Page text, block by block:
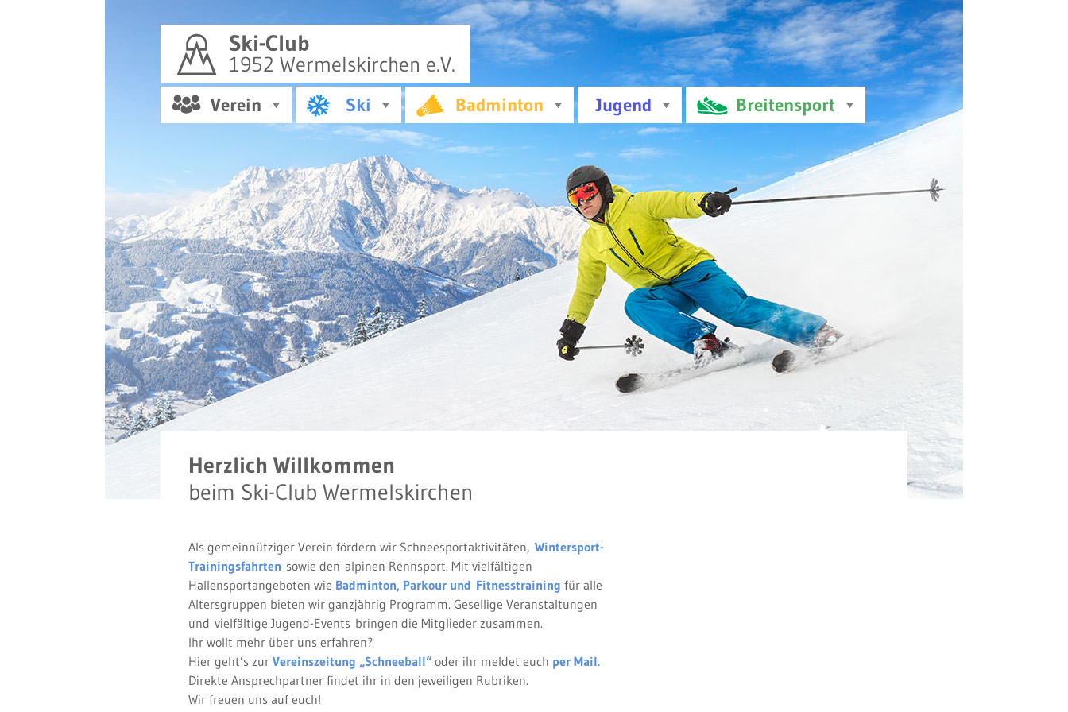
Ski-Club
1952 Wermelskirchen e.V.
Verein Ski Badminton Jugend Breitensport
Herzlich Willkommen
beim Ski-Club Wermelskirchen
Als gemeinnütziger Verein fördern wir Schneesportaktivitäten, Wintersport-
Trainingsfahrten sowie den alpinen Rennsport. Mit vielfältigen
Hallensportangeboten wie Badminton, Parkour und Fitnesstraining für alle
Altersgruppen bieten wir ganzjährig Programm. Gesellige Veranstaltungen
und vielfältige Jugend-Events bringen die Mitglieder zusammen.
Ihr wollt mehr über uns erfahren?
Hier geht’s zur Vereinszeitung „Schneeball“ oder ihr meldet euch per Mail.
Direkte Ansprechpartner findet ihr in den jeweiligen Rubriken.
Wir freuen uns auf euch!